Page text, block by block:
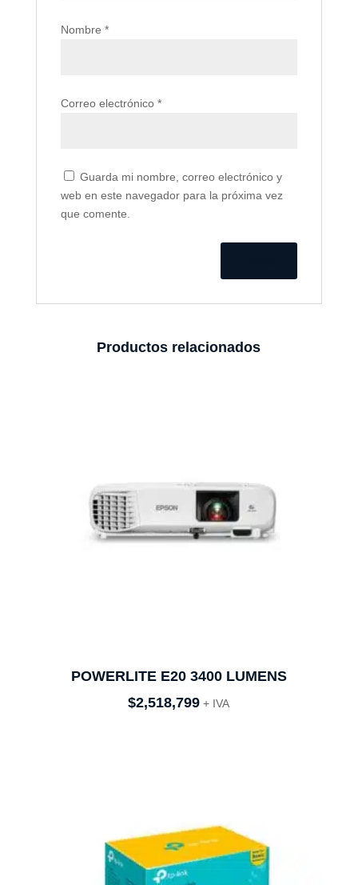
Nombre *
Correo electrónico *
Guarda mi nombre, correo electrónico y
web en este navegador para la próxima vez
que comente.
Productos relacionados
POWERLITE E20 3400 LUMENS
$2,518,799 + IVA